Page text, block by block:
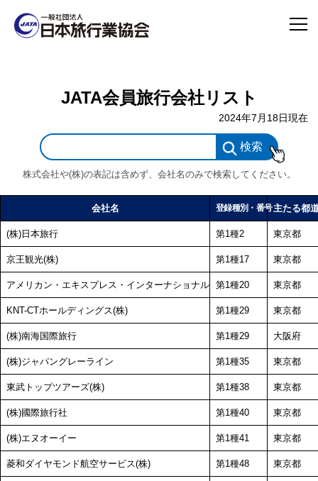
JATA会員旅行会社リスト
2024年7月18日現在
検索
株式会社や(株)の表記は含めず、会社名のみで検索してください。
会社名 登録種別・番号主たる都
(株)日本旅行 第1種2 東京都
京王観光(株) 第1種17 東京都
アメリカン・エキスプレス・インターナショナル, Inc.第1種20 東京都
KNT-CTホールディングス(株) 第1種29 東京都
(株)南海国際旅行 第1種29 大阪府
(株)ジャパングレーライン 第1種35 東京都
東武トップツアーズ(株) 第1種38 東京都
(株)國際旅行社 第1種40 東京都
(株)エヌオーイー 第1種41 東京都
菱和ダイヤモンド航空サービス(株) 第1種48 東京都